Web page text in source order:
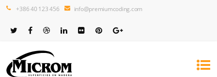
+386 40 123 456 info@premiumcoding.com